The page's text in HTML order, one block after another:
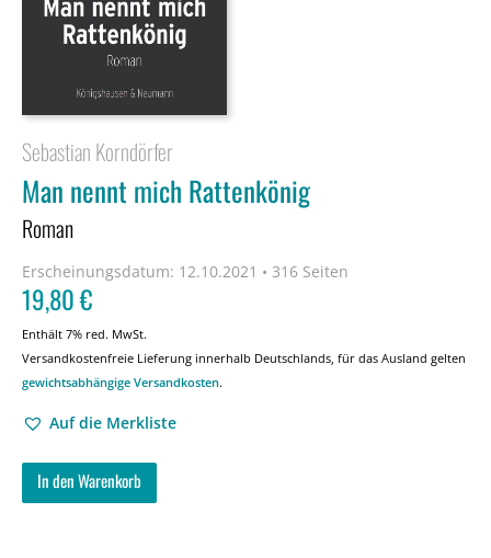
Sebastian Korndörfer
Man nennt mich Rattenkönig
Roman
Erscheinungsdatum: 12.10.2021 • 316 Seiten
19,80€
Enthält 7% red. MwSt.
Versandkostenfreie Lieferung innerhalb Deutschlands, für das Ausland gelten
gewichtsabhängige Versandkosten.
Auf die Merkliste
In den Warenkorb